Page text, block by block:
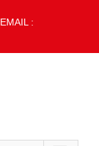
EMAIL :